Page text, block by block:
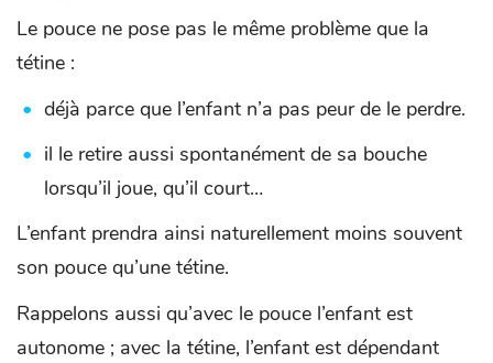
Le pouce ne pose pas le même problème que la
tétine :
déjà parce que l’enfant n’a pas peur de le perdre.
il le retire aussi spontanément de sa bouche
lorsqu’il joue, qu’il court…
L’enfant prendra ainsi naturellement moins souvent
son pouce qu’une tétine.
Rappelons aussi qu’avec le pouce l’enfant est
autonome ; avec la tétine, l’enfant est dépendant